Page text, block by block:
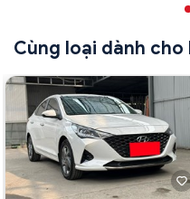
Cùng loại dành cho